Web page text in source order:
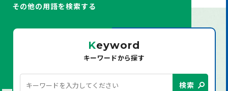
その他の用語を検索する
Keyword
キーワードから探す
検索